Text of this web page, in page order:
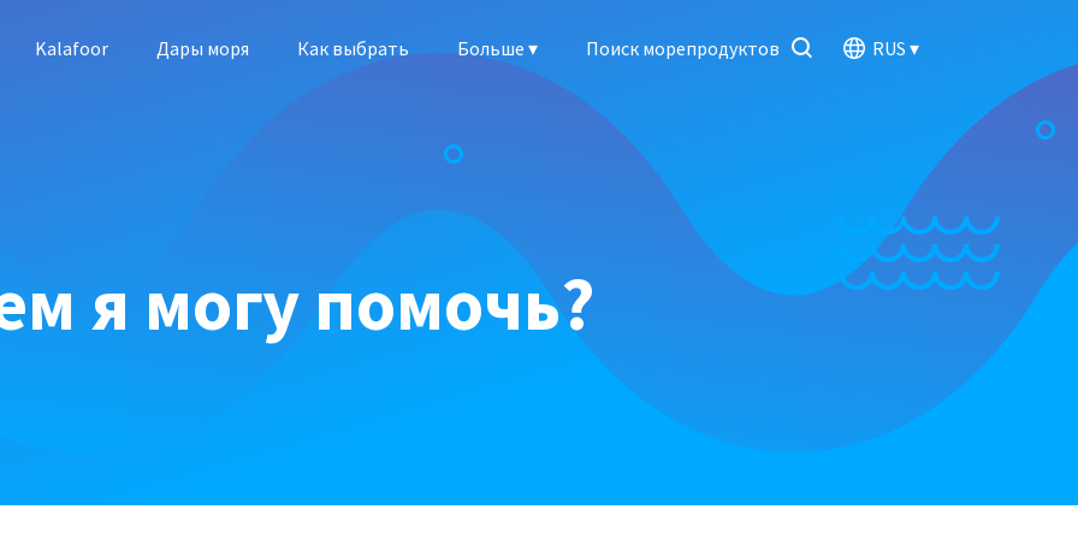
Kalafoor Дары моря Как выбрать Поиск морепродуктов
я могу помочь?